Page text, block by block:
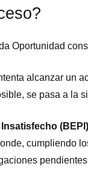
Oportunidad
alcanzar un
se pasa a la
cumpliendo